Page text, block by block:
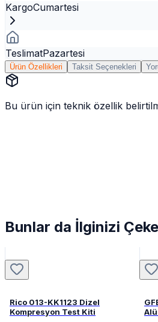
KargoCumartesi
TeslimatPazartesi
Ürün Özellikleri Taksit Seçenekleri
Bu ürün için teknik özellik
Bunlar da İlginizi
Rico 013-KK1123 Dizel
Kompresyon Test Kiti